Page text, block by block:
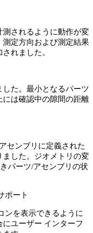
されるように動作が変
定方向および測定結果
れました。
た。最小となるパーツ
には確認中の隙間の距離
センブリに定義された
した。ジオメトリの変
パーツ/アセンブリの状
ポート
を表示できるように
ユーザー インターフ